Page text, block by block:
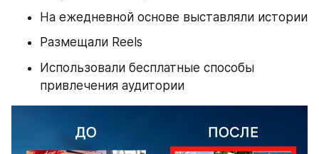
На ежедневной основе выставляли истории
Размещали Reels
Использовали бесплатные способы
привлечения аудитории